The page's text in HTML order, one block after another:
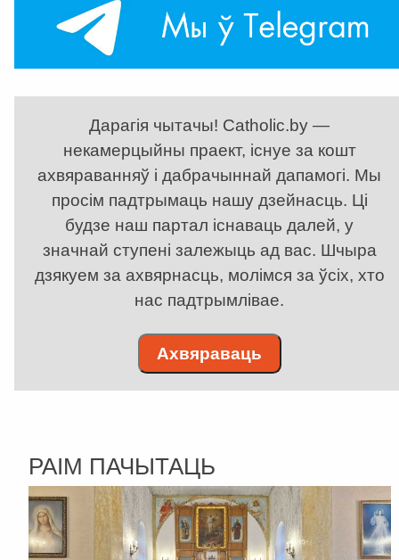
Дарагія чытачы! Catholic.by —
некамерцыйны праект, існуе за кошт
ахвяраванняў і дабрачыннай дапамогі. Мы
просім падтрымаць нашу дзейнасць. Ці
будзе наш партал існаваць далей, у
значнай ступені залежыць ад вас. Шчыра
дзякуем за ахвярнасць, молімся за ўсіх, хто
нас падтрымлівае.
Ахвяраваць
РАІМ ПАЧЫТАЦЬ